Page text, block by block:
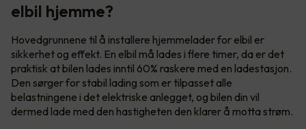
elbil hjemme?
Hovedgrunnene til å installere hjemmelader for elbil er
sikkerhet og effekt. En elbil må lades i flere timer, da er det
praktisk at bilen lades inntil 60% raskere med en ladestasjon.
Den sørger for stabil lading som er tilpasset alle
belastningene i det elektriske anlegget, og bilen din vil
dermed lade med den hastigheten den klarer å motta strøm.